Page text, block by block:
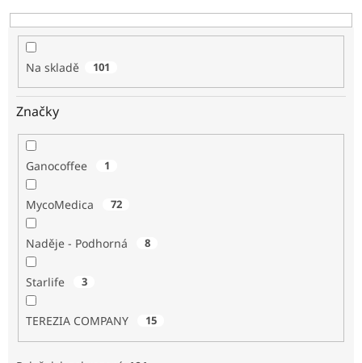
u
Na skladě 101
Značky
Ganocoffee 1
MycoMedica 72
Naděje - Podhorná 8
Starlife 3
TEREZIA COMPANY 15